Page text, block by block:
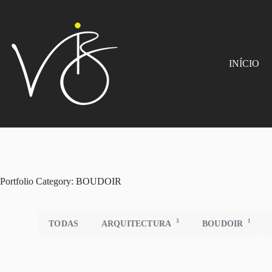
INÍCIO
Portfolio Category: BOUDOIR
TODAS ARQUITECTURA 3 BOUDOIR 1